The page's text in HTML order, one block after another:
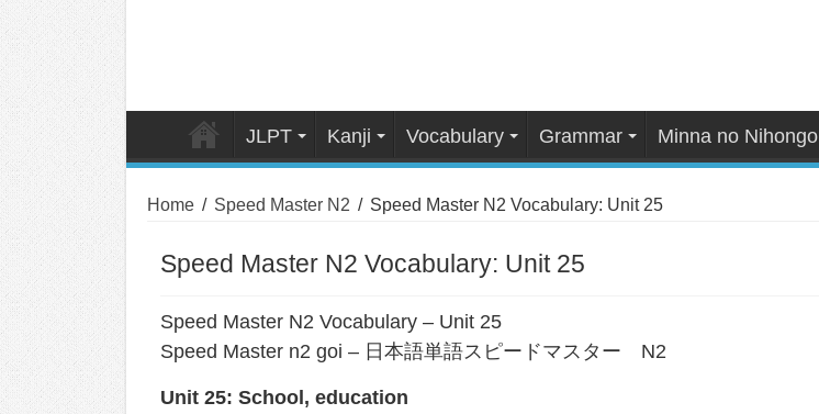
JLPT Kanji Vocabulary Grammar Minna no Nihongo
Home / Speed Master N2 / Speed Master N2 Vocabulary: Unit 25
Speed Master N2 Vocabulary: Unit 25
Speed Master N2 Vocabulary – Unit 25
Speed Master n2 goi – 日本語単語スピードマスター N2
Unit 25: School, education